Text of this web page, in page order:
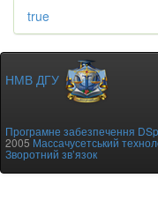
true
НМВ ДГУ
Програмне забезпечення
2005Массачусетський
Зворотний зв’язок